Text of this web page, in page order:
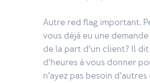
Autre red flag important.
vous déjà eu une
de la part d’un client? Il
d’heures à vous donner
n’ayez pas besoin